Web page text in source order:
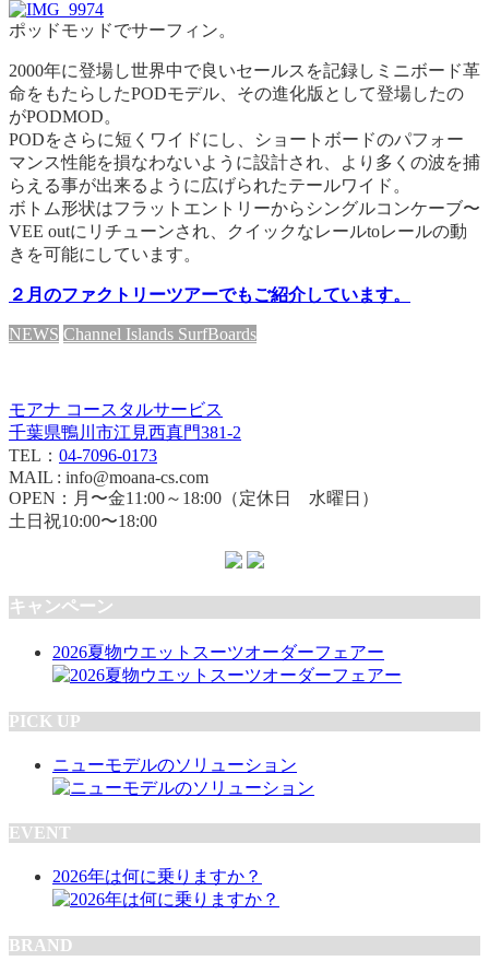
ポッドモッドでサーフィン。
2000年に登場し世界中で良いセールスを記録しミニボード革
命をもたらしたPODモデル、その進化版として登場したの
がPODMOD。
PODをさらに短くワイドにし、ショートボードのパフォー
マンス性能を損なわないように設計され、より多くの波を捕
らえる事が出来るように広げられたテールワイド。
ボトム形状はフラットエントリーからシングルコンケーブ〜
VEE outにリチューンされ、クイックなレールtoレールの動
きを可能にしています。
２月のファクトリーツアーでもご紹介しています。
NEWS Channel Islands SurfBoards
モアナ コースタルサービス
千葉県鴨川市江見西真門381-2
TEL： 04-7096-0173
MAIL : info@moana-cs.com
OPEN：月〜金11:00～18:00（定休日 水曜日）
土日祝10:00〜18:00
キャンペーン
2026夏物ウエットスーツオーダーフェアー
PICK UP
ニューモデルのソリューション
EVENT
2026年は何に乗りますか？
BRAND